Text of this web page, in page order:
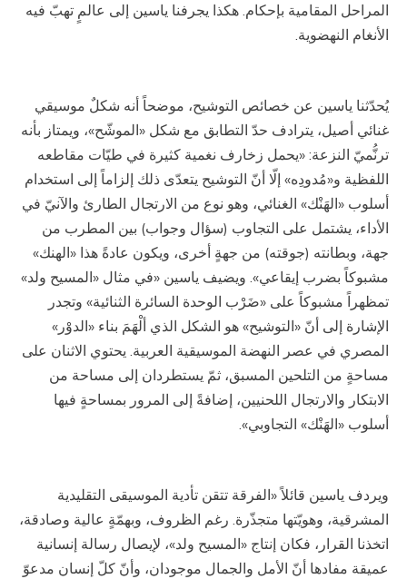
المراحل المقامية بإحكام. هكذا يجرفنا ياسين إلى عالمٍ تهبّ فيه
الأنغام النهضوية.
يُحدّثنا ياسين عن خصائص التوشيح، موضحاً أنه شكلٌ موسيقي
غنائي أصيل، يترادف حدّ التطابق مع شكل «الموشّح»، ويمتاز بأنه
ترنُّميّ النزعة: «يحمل زخارف نغمية كثيرة في طيّات مقاطعه
اللفظية و«مُدودِه» إلّا أنّ التوشيح يتعدّى ذلك إلزاماً إلى استخدام
أسلوب «الهَنْك» الغنائي، وهو نوع من الارتجال الطارئ والآنيّ في
الأداء، يشتمل على التجاوب (سؤال وجواب) بين المطرب من
جهة، وبطانته (جوقته) من جهةٍ أخرى، ويكون عادةً هذا «الهنك»
مشبوكاً بضرب إيقاعي». ويضيف ياسين «في مثال «المسيح ولد»
تمظهراً مشبوكاً على «ضَرْب الوحدة السائرة الثنائية» وتجدر
الإشارة إلى أنّ «التوشيح» هو الشكل الذي ألْهَمَ بناء «الدوْر»
المصري في عصر النهضة الموسيقية العربية. يحتوي الاثنان على
مساحةٍ من التلحين المسبق، ثمّ يستطردان إلى مساحة من
الابتكار والارتجال اللحنيين، إضافةً إلى المرور بمساحةٍ فيها
أسلوب «الهَنْك» التجاوبي».
ويردف ياسين قائلاً «الفرقة تتقن تأدية الموسيقى التقليدية
المشرقية، وهويّتها متجذّرة. رغم الظروف، وبهمّةٍ عالية وصادقة،
اتخذنا القرار، فكان إنتاج «المسيح ولد»، لإيصال رسالة إنسانية
عميقة مفادها أنّ الأمل والجمال موجودان، وأنّ كلّ إنسان مدعوّ